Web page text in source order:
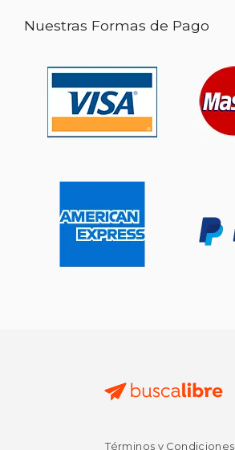
Nuestras Formas de Pago
Términos y Condiciones